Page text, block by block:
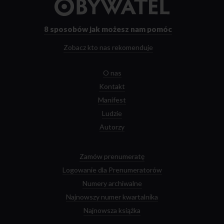
strony
8 sposobów jak możesz nam pomóc
Zobacz kto nas rekomenduje
O nas
Kontakt
Manifest
Ludzie
Autorzy
Zamów prenumeratę
Logowanie dla Prenumeratorów
Numery archiwalne
Najnowszy numer kwartalnika
Najnowsza książka